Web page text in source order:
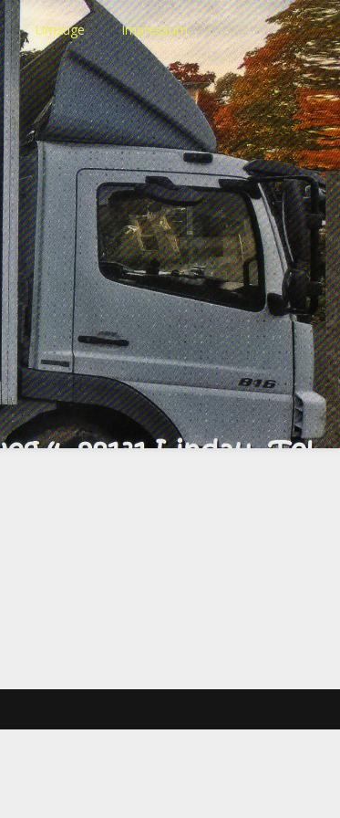
Umzüge Impressum